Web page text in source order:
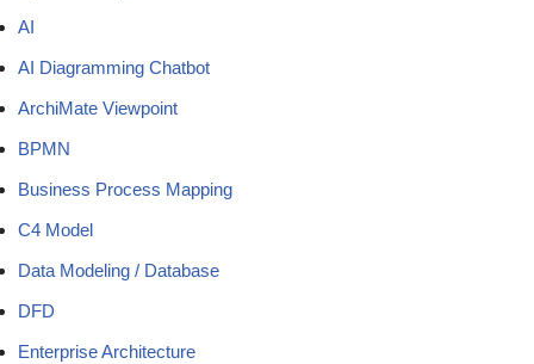
AI
AI Diagramming Chatbot
ArchiMate Viewpoint
BPMN
Business Process Mapping
C4 Model
Data Modeling / Database
DFD
Enterprise Architecture